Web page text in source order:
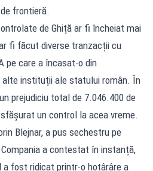
frontieră.
de Ghiță ar fi încheiat mai
fi făcut diverse tranzacții cu
pe care a încasat-o din
alte instituții ale statului român. În
prejudiciu total de 7.046.400 de
un control la acea vreme.
Blejnar, a pus sechestru pe
a contestat în instanță,
a fost ridicat printr-o hotârâre a